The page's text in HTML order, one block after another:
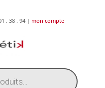
. 38 . 94 | mon compte